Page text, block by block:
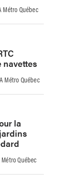
Métro Québec
navettes
Métro Québec
la
Québec